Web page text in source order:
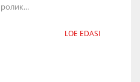
LOE EDASI